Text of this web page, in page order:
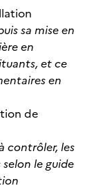
sa mise en
en
et ce
en
de
contrôler, les
le guide